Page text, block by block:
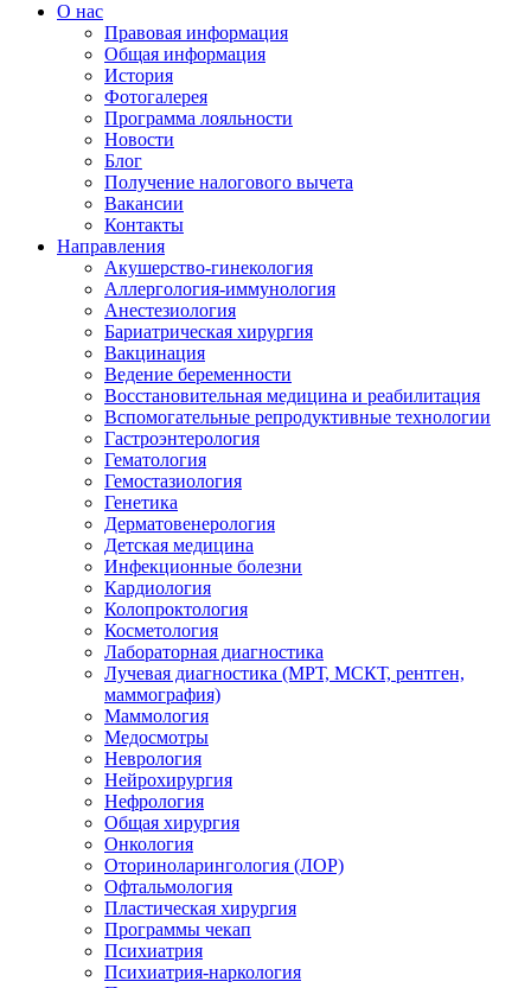
О нас
Правовая информация
Общая информация
История
Фотогалерея
Программа лояльности
Новости
Блог
Получение налогового вычета
Вакансии
Контакты
Направления
Акушерство-гинекология
Аллергология-иммунология
Анестезиология
Бариатрическая хирургия
Вакцинация
Ведение беременности
Восстановительная медицина и реабилитация
Вспомогательные репродуктивные технологии
Гастроэнтерология
Гематология
Гемостазиология
Генетика
Дерматовенерология
Детская медицина
Инфекционные болезни
Кардиология
Колопроктология
Косметология
Лабораторная диагностика
Лучевая диагностика (МРТ, МСКТ, рентген,
маммография)
Маммология
Медосмотры
Неврология
Нейрохирургия
Нефрология
Общая хирургия
Онкология
Оториноларингология (ЛОР)
Офтальмология
Пластическая хирургия
Программы чекап
Психиатрия
Психиатрия-наркология